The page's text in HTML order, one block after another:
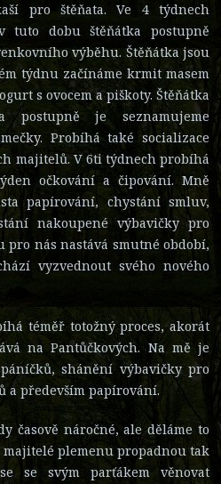
pro štěňata. Ve 4 týdnech
tuto dobu štěňátka postupně
výběhu. Štěňátka jsou
týdnu začínáme krmit masem
s ovocem a piškoty. Štěňátka
je seznamujeme
Probíhá také socializace
majitelů. V 6ti týdnech probíhá
očkování a čipování. Mně
papírování, chystání smluv,
nakoupené výbavičky pro
pro nás nastává smutné období,
vyzvednout svého nového
téměř totožný proces, akorát
na Pantůčkových. Na mě je
shánění výbavičky pro
a především papírování.
časově náročné, ale děláme to
majitelé plemenu propadnou tak
se svým parťákem věnovat